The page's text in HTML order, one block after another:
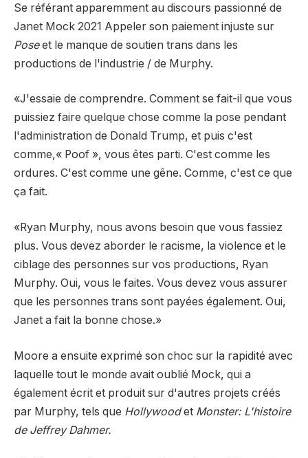
Se référant apparemment au discours passionné de
Janet Mock 2021 Appeler son paiement injuste sur
Poseet le manque de soutien trans dans les
productions de l'industrie / de Murphy.
«J'essaie de comprendre. Comment se fait-il que vous
puissiez faire quelque chose comme la pose pendant
l'administration de Donald Trump, et puis c'est
comme,« Poof », vous êtes parti. C'est comme les
ordures. C'est comme une gêne. Comme, c'est ce que
ça fait.
«Ryan Murphy, nous avons besoin que vous fassiez
plus. Vous devez aborder le racisme, la violence et le
ciblage des personnes sur vos productions, Ryan
Murphy. Oui, vous le faites. Vous devez vous assurer
que les personnes trans sont payées également. Oui,
Janet a fait la bonne chose.»
Moore a ensuite exprimé son choc sur la rapidité avec
laquelle tout le monde avait oublié Mock, qui a
également écrit et produit sur d'autres projets créés
par Murphy, tels que Hollywoodet Monster: L'histoire
de Jeffrey Dahmer.